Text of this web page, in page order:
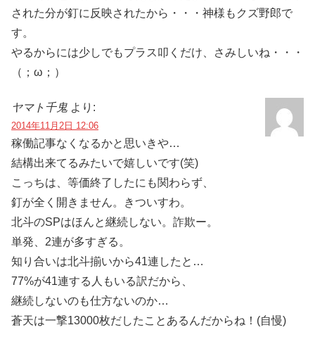
された分が釘に反映されたから・・・神様もクズ野郎で
す。
やるからには少しでもプラス叩くだけ、さみしいね・・・
（；ω；）
ヤマト千鬼 より:
2014年11月2日 12:06
稼働記事なくなるかと思いきや…
結構出来てるみたいで嬉しいです(笑)
こっちは、等価終了したにも関わらず、
釘が全く開きません。きついすわ。
北斗のSPはほんと継続しない。詐欺ー。
単発、2連が多すぎる。
知り合いは北斗揃いから41連したと…
77%が41連する人もいる訳だから、
継続しないのも仕方ないのか…
蒼天は一撃13000枚だしたことあるんだからね！(自慢)